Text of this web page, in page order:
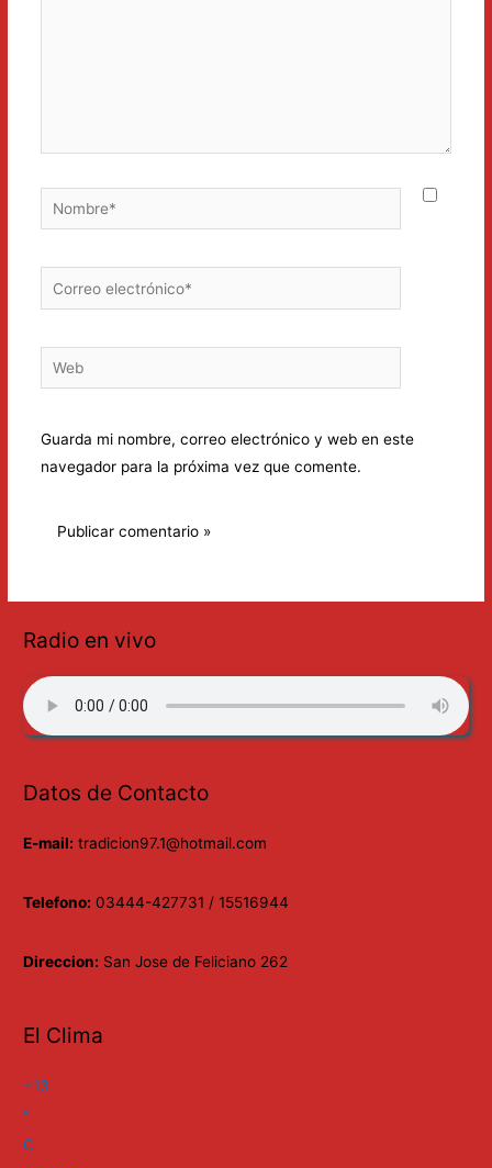
Nombre*
Correo
electrónico*
Web
Guarda mi nombre, correo electrónico y web en este
navegador para la próxima vez que comente.
Radio en vivo
Datos de Contacto
E-mail: tradicion97.1@hotmail.com
Telefono: 03444-427731 / 15516944
Direccion: San Jose de Feliciano 262
El Clima
+13
°
C